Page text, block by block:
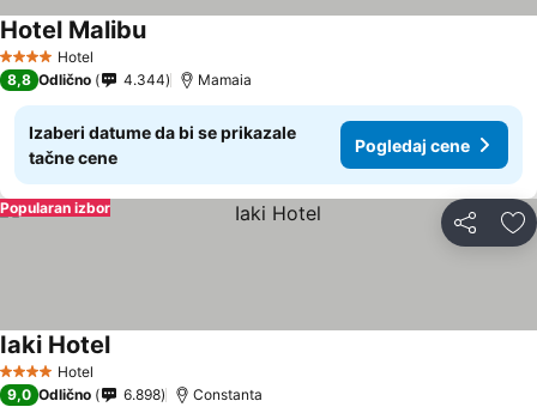
4 ZvezdiceHotel
Hotel MalibuPogledaj cene
8,8 Odlično 4.344 Mamaia
Izaberi datume da bi se prikazale
tačne cene
Pogledaj cene
Deli
Popularan izbor
4 ZvezdiceHotel
Iaki HotelPogledaj cene
9,0 Odlično 6.898 Constanta